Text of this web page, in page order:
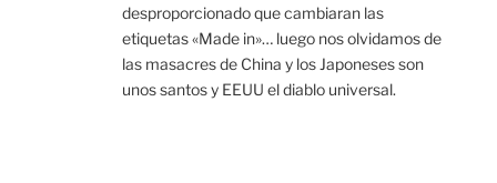
desproporcionado que cambiaran las
etiquetas «Made in»… luego nos olvidamos de
las masacres de China y los Japoneses son
unos santos y EEUU el diablo universal.